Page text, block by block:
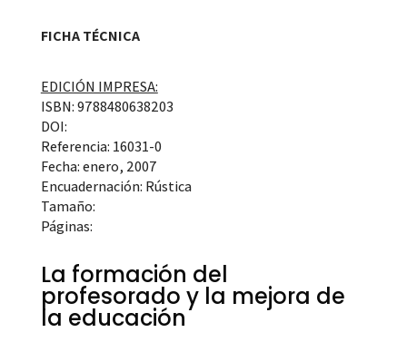
FICHA TÉCNICA
EDICIÓN IMPRESA:
ISBN: 9788480638203
DOI:
Referencia: 16031-0
Fecha: enero, 2007
Encuadernación: Rústica
Tamaño:
Páginas:
La formación del
profesorado y la mejora de
la educación